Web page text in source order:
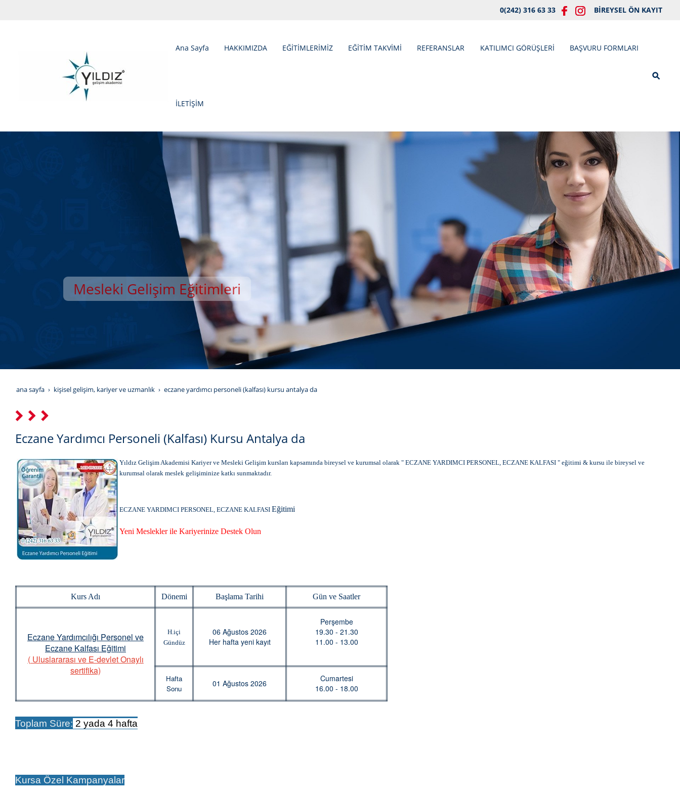
0(242) 316 63 33 BİREYSEL ÖN KAYIT
Ana Sayfa HAKKIMIZDA EĞİTİMLERİMİZ EĞİTİM TAKVİMİ REFERANSLAR KATILIMCI GÖRÜŞLERİ BAŞVURU FORMLARI
İLETİŞİM
Mesleki Gelişim Eğitimleri
YILDIZ GELİŞİM AKADEMİSİ
ana sayfa kişisel gelişim, kariyer ve uzmanlık eczane yardımcı personeli (kalfası) kursu antalya da
Eczane Yardımcı Personeli (Kalfası) Kursu Antalya da
Yıldız Gelişim Akademisi Kariyer ve Mesleki Gelişim kursları kapsamında bireysel ve kurumsal olarak " ECZANE YARDIMCI PERSONEL, ECZANE KALFASI " eğitimi & kursu ile bireysel ve
kurumsal olarak meslek gelişiminize katkı sunmaktadır.
ECZANE YARDIMCI PERSONEL, ECZANE KALFASI Eğitimi
Yeni Meslekler ile Kariyerinize Destek Olun
Kurs Adı Dönemi Başlama Tarihi Gün ve Saatler
Eczane Yardımcılığı Personel ve
Eczane Kalfası Eğitimi
( Uluslararası ve E-devlet Onaylı
sertifika)
H.içi
Gündüz
06 Ağustos 2026
Her hafta yeni kayıt
Perşembe
19.30 - 21.30
11.00 - 13.00
Hafta
Sonu
01 Ağustos 2026
Cumartesi
16.00 - 18.00
Toplam Süre: 2 yada 4 hafta
Kursa Özel Kampanyalar